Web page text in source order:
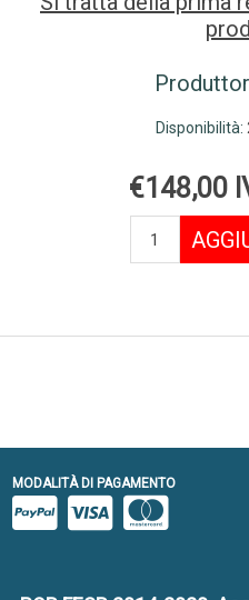
Disponibilità:
€148,00
MODALITÀ DI PAGAMENTO